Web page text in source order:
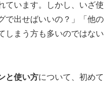
ています。しかし、いざ使
で出せばいいの？」「他の
しまう方も多いのではない
と使い方について、初めて